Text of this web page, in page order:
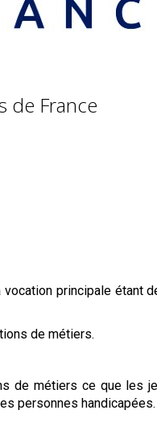
de France
principale étant
de métiers.
de métiers ce que les
personnes handicapées.